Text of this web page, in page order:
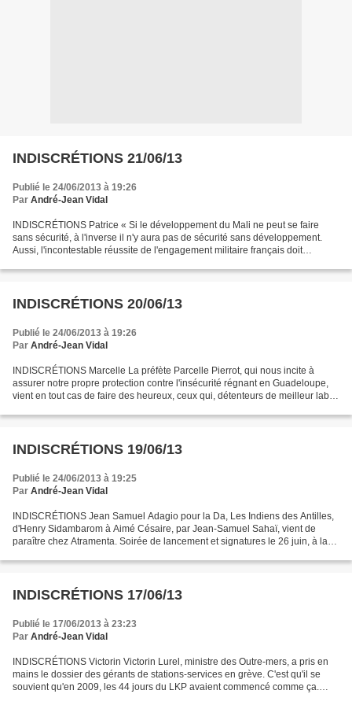
INDISCRÉTIONS 21/06/13
Publié le 24/06/2013 à 19:26
Par André-Jean Vidal
INDISCRÉTIONS Patrice « Si le développement du Mali ne peut se faire
sans sécurité, à l'inverse il n'y aura pas de sécurité sans développement.
Aussi, l'incontestable réussite de l'engagement militaire français doit
INDISCRÉTIONS 20/06/13
Publié le 24/06/2013 à 19:26
Par André-Jean Vidal
INDISCRÉTIONS Marcelle La préfète Parcelle Pierrot, qui nous incite à
assurer notre propre protection contre l'insécurité régnant en Guadeloupe,
vient en tout cas de faire des heureux, ceux qui, détenteurs de meilleur label
INDISCRÉTIONS 19/06/13
Publié le 24/06/2013 à 19:25
Par André-Jean Vidal
INDISCRÉTIONS Jean Samuel Adagio pour la Da, Les Indiens des Antilles,
d'Henry Sidambarom à Aimé Césaire, par Jean-Samuel Sahaï, vient de
paraître chez Atramenta. Soirée de lancement et signatures le 26 juin, à la
INDISCRÉTIONS 17/06/13
Publié le 17/06/2013 à 23:23
Par André-Jean Vidal
INDISCRÉTIONS Victorin Victorin Lurel, ministre des Outre-mers, a pris en
mains le dossier des gérants de stations-services en grève. C'est qu'il se
souvient qu'en 2009, les 44 jours du LKP avaient commencé comme ça.